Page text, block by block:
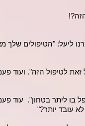
ליעל: "הטיפולים שלך
זאת לטיפול הזה". ועוד
בו ליתר בטחון". עוד
עובד יותר?"